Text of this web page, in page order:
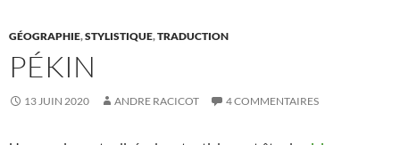
GÉOGRAPHIE,STYLISTIQUE,TRADUCTION
PÉKIN
13 JUIN 2020 ANDRE RACICOT 4 COMMENTAIRES